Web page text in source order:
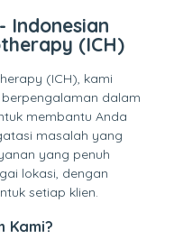
Indonesian
(ICH)
(ICH), kami
dalam
membantu Anda
masalah yang
yang penuh
lokasi, dengan
setiap klien.
Kami?